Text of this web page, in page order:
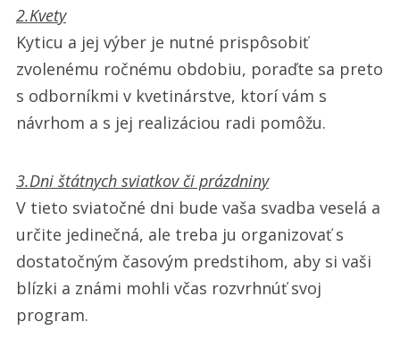
2.Kvety
Kyticu a jej výber je nutné prispôsobiť
zvolenému ročnému obdobiu, poraďte sa preto
s odborníkmi v kvetinárstve, ktorí vám s
návrhom a s jej realizáciou radi pomôžu.
3.Dni štátnych sviatkov či prázdniny
V tieto sviatočné dni bude vaša svadba veselá a
určite jedinečná, ale treba ju organizovať s
dostatočným časovým predstihom, aby si vaši
blízki a známi mohli včas rozvrhnúť svoj
program.